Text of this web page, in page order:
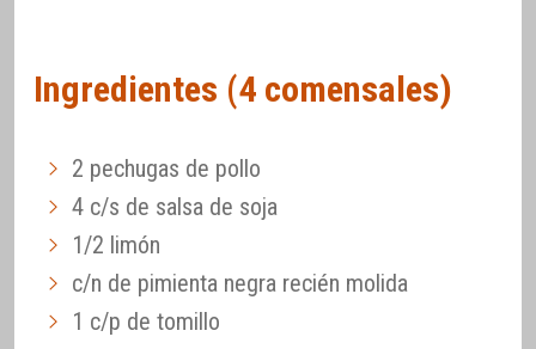
Ingredientes (4 comensales)
2 pechugas de pollo
4 c/s de salsa de soja
1/2 limón
c/n de pimienta negra recién molida
1 c/p de tomillo